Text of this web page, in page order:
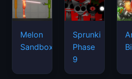
Melon
Sandbox
Sprunki
Phase
9